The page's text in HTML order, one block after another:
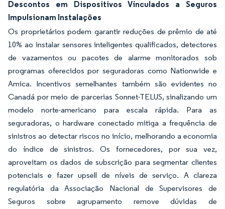
Descontos em Dispositivos Vinculados a Seguros
Impulsionam Instalações
Os proprietários podem garantir reduções de prêmio de até
10% ao instalar sensores inteligentes qualificados, detectores
de vazamentos ou pacotes de alarme monitorados sob
programas oferecidos por seguradoras como Nationwide e
Amica. Incentivos semelhantes também são evidentes no
Canadá por meio de parcerias Sonnet-TELUS, sinalizando um
modelo norte-americano para escala rápida. Para as
seguradoras, o hardware conectado mitiga a frequência de
sinistros ao detectar riscos no início, melhorando a economia
do índice de sinistros. Os fornecedores, por sua vez,
aproveitam os dados de subscrição para segmentar clientes
potenciais e fazer upsell de níveis de serviço. A clareza
regulatória da Associação Nacional de Supervisores de
Seguros sobre agrupamento remove dúvidas de